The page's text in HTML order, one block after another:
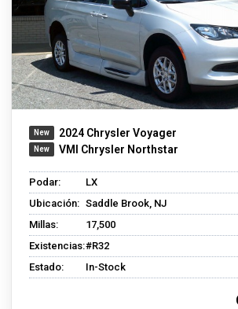
2024 Chrysler Voyager
VMI Chrysler Northstar
Podar:
LX
Ubicación: Saddle Brook, NJ
Millas:
17,500
Existencias:#R32
Estado:
In-Stock